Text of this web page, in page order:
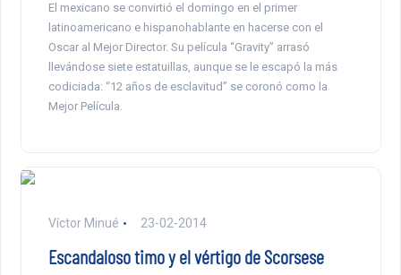
El mexicano se convirtió el domingo en el primer
latinoamericano e hispanohablante en hacerse con el
Oscar al Mejor Director. Su película “Gravity” arrasó
llevándose siete estatuillas, aunque se le escapó la más
codiciada: “12 años de esclavitud” se coronó como la
Mejor Película.
Víctor Minué 23-02-2014
Escandaloso timo y el vértigo de Scorsese